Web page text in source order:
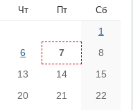
Чт Пт Сб
1
6 7
8
13 14
15
20 21
22